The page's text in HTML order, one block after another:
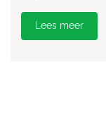
Lees meer